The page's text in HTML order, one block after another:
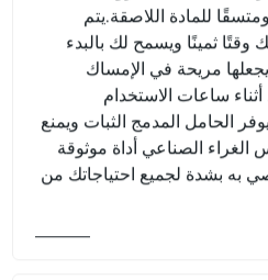
ومتسقًا للمادة اللاصقة.يتم
ثمينًا ويسمح لك بالبدء
مريحة في الإمساك
ساعات الاستخدام
الحامل المدمج الثبات ويمنع
الصناعي أداة موثوقة
به بشدة لجميع احتياجاتك من